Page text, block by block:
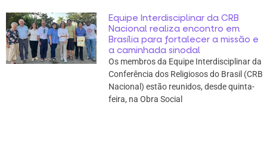
Equipe Interdisciplinar da CRB
Nacional realiza encontro em
Brasília para fortalecer a missão e
a caminhada sinodal
Os membros da Equipe Interdisciplinar da
Conferência dos Religiosos do Brasil (CRB
Nacional) estão reunidos, desde quinta-
feira, na Obra Social